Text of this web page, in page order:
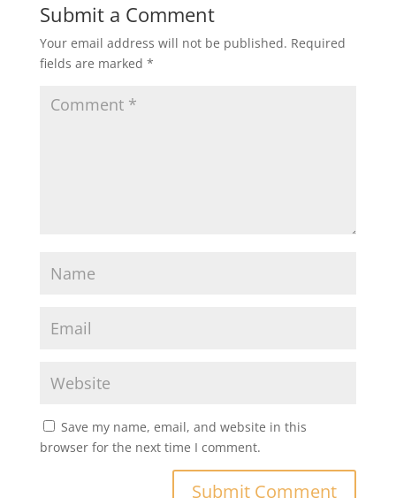
Submit a Comment
Your email address will not be published. Required
fields are marked *
Save my name, email, and website in this
browser for the next time I comment.